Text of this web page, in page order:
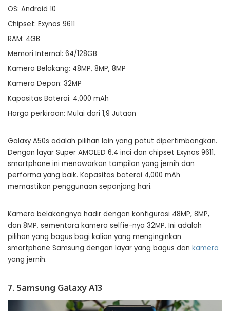
OS: Android 10
Chipset: Exynos 9611
RAM: 4GB
Memori Internal: 64/128GB
Kamera Belakang: 48MP, 8MP, 8MP
Kamera Depan: 32MP
Kapasitas Baterai: 4,000 mAh
Harga perkiraan: Mulai dari 1,9 Jutaan
Galaxy A50s adalah pilihan lain yang patut dipertimbangkan.
Dengan layar Super AMOLED 6.4 inci dan chipset Exynos 9611,
smartphone ini menawarkan tampilan yang jernih dan
performa yang baik. Kapasitas baterai 4,000 mAh
memastikan penggunaan sepanjang hari.
Kamera belakangnya hadir dengan konfigurasi 48MP, 8MP,
dan 8MP, sementara kamera selfie-nya 32MP. Ini adalah
pilihan yang bagus bagi kalian yang menginginkan
smartphone Samsung dengan layar yang bagus dan kamera
yang jernih.
7. Samsung Galaxy A13